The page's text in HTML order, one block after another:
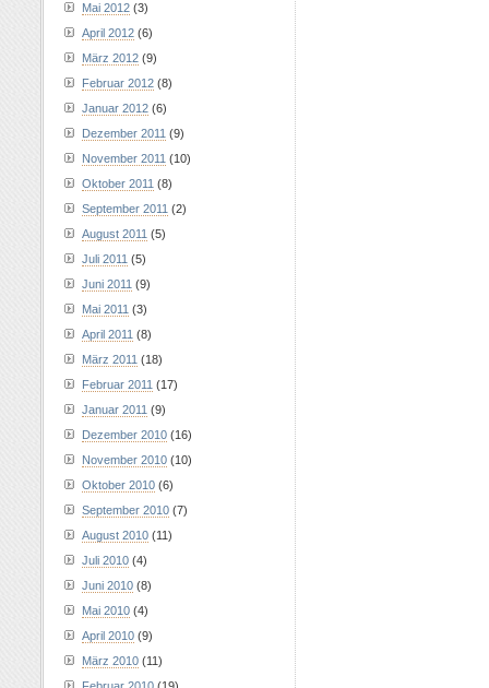
Mai 2012 (3)
April 2012 (6)
März 2012 (9)
Februar 2012 (8)
Januar 2012 (6)
Dezember 2011 (9)
November 2011 (10)
Oktober 2011 (8)
September 2011 (2)
August 2011 (5)
Juli 2011 (5)
Juni 2011 (9)
Mai 2011 (3)
April 2011 (8)
März 2011 (18)
Februar 2011 (17)
Januar 2011 (9)
Dezember 2010 (16)
November 2010 (10)
Oktober 2010 (6)
September 2010 (7)
August 2010 (11)
Juli 2010 (4)
Juni 2010 (8)
Mai 2010 (4)
April 2010 (9)
März 2010 (11)